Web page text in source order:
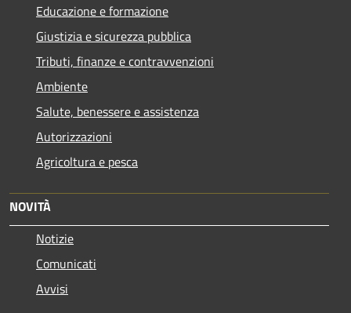
Educazione e formazione
Giustizia e sicurezza pubblica
Tributi, finanze e contravvenzioni
Ambiente
Salute, benessere e assistenza
Autorizzazioni
Agricoltura e pesca
NOVITÀ
Notizie
Comunicati
Avvisi